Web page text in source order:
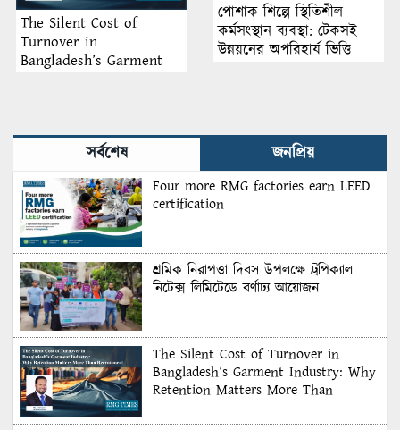
The Silent Cost of
Turnover in
Bangladesh’s Garment
পোশাক শিল্পে স্থিতিশীল
কর্মসংস্থান ব্যবস্থা: টেকসই
উন্নয়নের অপরিহার্য ভিত্তি
সর্বশেষ জনপ্রিয়
Four more RMG factories earn LEED
certification
শ্রমিক নিরাপত্তা দিবস উপলক্ষে ট্রপিক্যাল
নিটেক্স লিমিটেডে বর্ণাঢ্য আয়োজন
The Silent Cost of Turnover in
Bangladesh’s Garment Industry: Why
Retention Matters More Than